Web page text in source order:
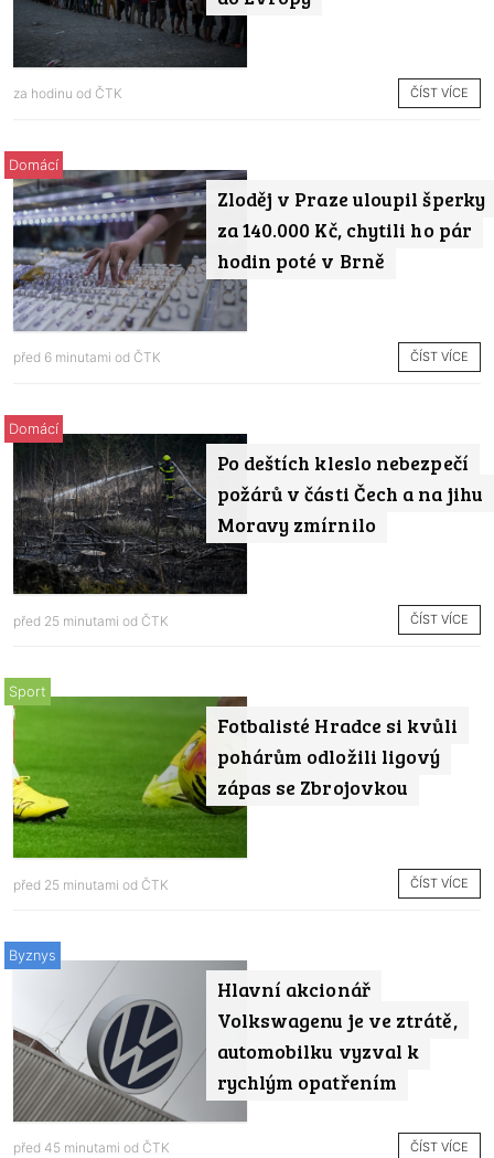
za hodinu od ČTK ČÍST VÍCE
Zloděj v Praze uloupil šperky
za 140.000 Kč, chytili ho pár
hodin poté v Brně
Domácí
před 6 minutami od ČTK ČÍST VÍCE
Po deštích kleslo nebezpečí
požárů v části Čech a na jihu
Moravy zmírnilo
Domácí
před 25 minutami od ČTK ČÍST VÍCE
Fotbalisté Hradce si kvůli
pohárům odložili ligový
zápas se Zbrojovkou
Sport
před 25 minutami od ČTK ČÍST VÍCE
Hlavní akcionář
Volkswagenu je ve ztrátě,
automobilku vyzval k
rychlým opatřením
Byznys
před 45 minutami od ČTK ČÍST VÍCE